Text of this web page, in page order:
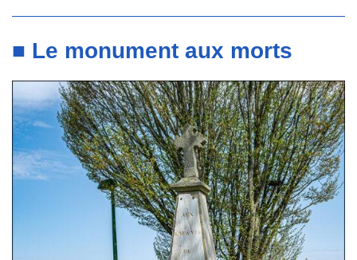
■ Le monument aux morts